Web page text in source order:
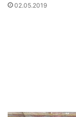
д
а
т
02.05.2019